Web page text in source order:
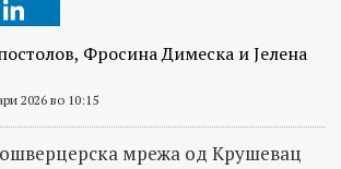
Фросина Димеска и Јелена
2026 во 10:15
мрежа од Крушевац